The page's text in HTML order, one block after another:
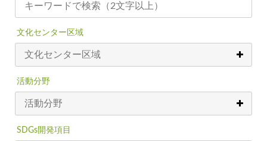
文化センター区域
活動分野
SDGs開発項目